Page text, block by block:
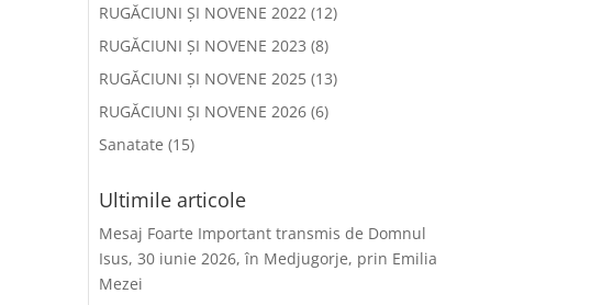
RUGĂCIUNI ȘI NOVENE 2022(12)
RUGĂCIUNI ȘI NOVENE 2023 (8)
RUGĂCIUNI ȘI NOVENE 2025(13)
RUGĂCIUNI ȘI NOVENE 2026(6)
Sanatate (15)
Ultimile articole
Mesaj Foarte Important transmis de Domnul
Isus, 30 iunie 2026, în Medjugorje, prin Emilia
Mezei